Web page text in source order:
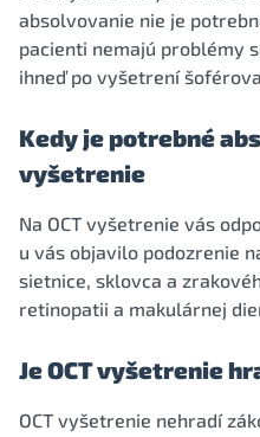
absolvovanie nie je
pacienti nemajú problémy
ihneď po vyšetrení
Kedy je potrebné
vyšetrenie
Na OCT vyšetrenie vás
u vás objavilo podozrenie
sietnice, sklovca a
retinopatii a makulárnej
Je OCT vyšetrenie
OCT vyšetrenie nehradí